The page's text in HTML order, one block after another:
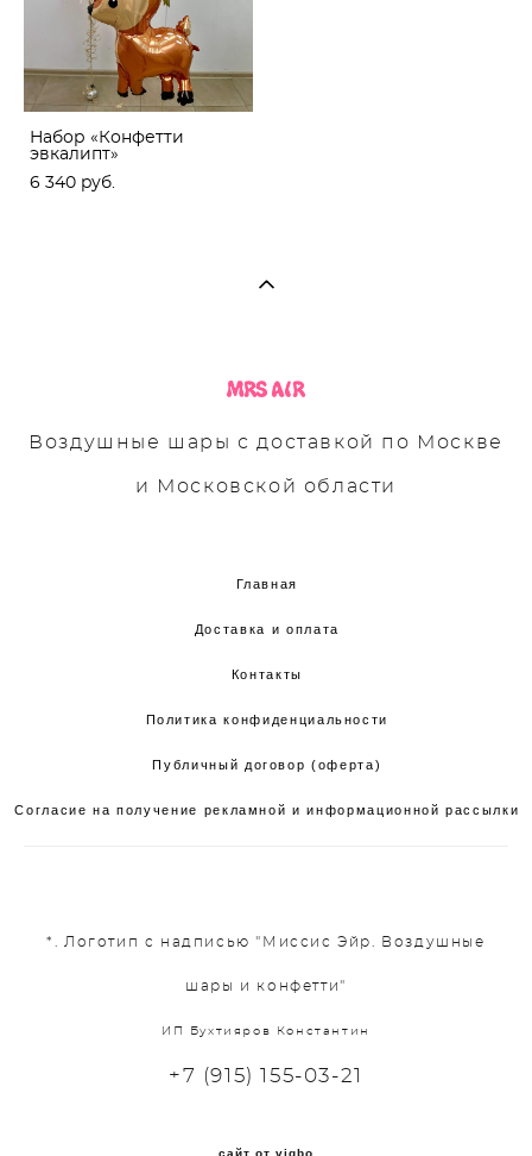
Набор «Конфетти
эвкалипт»
6 340 pуб.
Воздушные шары с доставкой по Москве
и Московской области
Главная
Доставка и оплата
Контакты
Политика конфиденциальности
Публичный договор (оферта)
Согласие на получение рекламной и информационной рассылки
*. Логотип с надписью "Миссис Эйр. Воздушные
шары и конфетти"
ИП Бухтияров Константин
+7 (915) 155-03-21
сайт от vigbo